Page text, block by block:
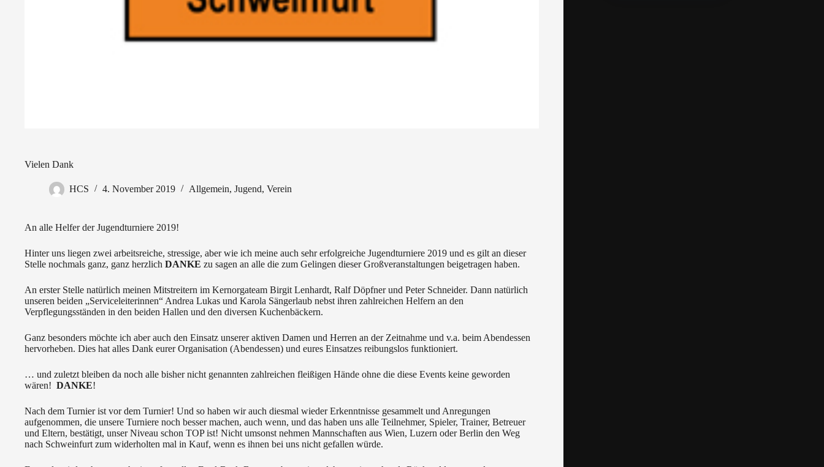
Vielen Dank
HCS 4. November 2019 Allgemein, Jugend, Verein
An alle Helfer der Jugendturniere 2019!
Hinter uns liegen zwei arbeitsreiche, stressige, aber wie ich meine auch sehr erfolgreiche Jugendturniere 2019 und es gilt an dieser
Stelle nochmals ganz, ganz herzlich DANKE zu sagen an alle die zum Gelingen dieser Großveranstaltungen beigetragen haben.
An erster Stelle natürlich meinen Mitstreitern im Kernorgateam Birgit Lenhardt, Ralf Döpfner und Peter Schneider. Dann natürlich
unseren beiden „Serviceleiterinnen“ Andrea Lukas und Karola Sängerlaub nebst ihren zahlreichen Helfern an den
Verpflegungsständen in den beiden Hallen und den diversen Kuchenbäckern.
Ganz besonders möchte ich aber auch den Einsatz unserer aktiven Damen und Herren an der Zeitnahme und v.a. beim Abendessen
hervorheben. Dies hat alles Dank eurer Organisation (Abendessen) und eures Einsatzes reibungslos funktioniert.
… und zuletzt bleiben da noch alle bisher nicht genannten zahlreichen fleißigen Hände ohne die diese Events keine geworden
wären! DANKE!
Nach dem Turnier ist vor dem Turnier! Und so haben wir auch diesmal wieder Erkenntnisse gesammelt und Anregungen
aufgenommen, die unsere Turniere noch besser machen, auch wenn, und das haben uns alle Teilnehmer, Spieler, Trainer, Betreuer
und Eltern, bestätigt, unser Niveau schon TOP ist! Nicht umsonst nehmen Mannschaften aus Wien, Luzern oder Berlin den Weg
nach Schweinfurt zum widerholten mal in Kauf, wenn es ihnen bei uns nicht gefallen würde.